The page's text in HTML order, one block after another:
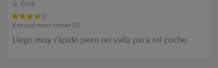
Cruz
Kryt pod motor citroen C5
Llego muy rápido pero no valía para mi coche